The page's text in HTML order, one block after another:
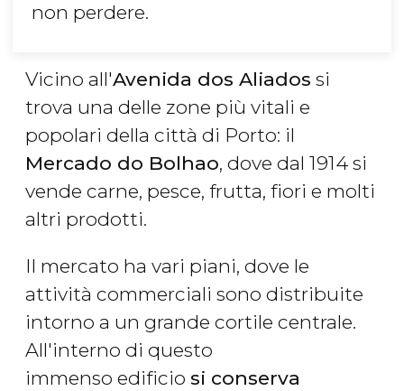
non perdere.
Vicino all'Avenida dos Aliados si
trova una delle zone più vitali e
popolari della città di Porto: il
Mercado do Bolhao, dove dal 1914 si
vende carne, pesce, frutta, fiori e molti
altri prodotti.
Il mercato ha vari piani, dove le
attività commerciali sono distribuite
intorno a un grande cortile centrale.
All'interno di questo
immenso edificio si conserva